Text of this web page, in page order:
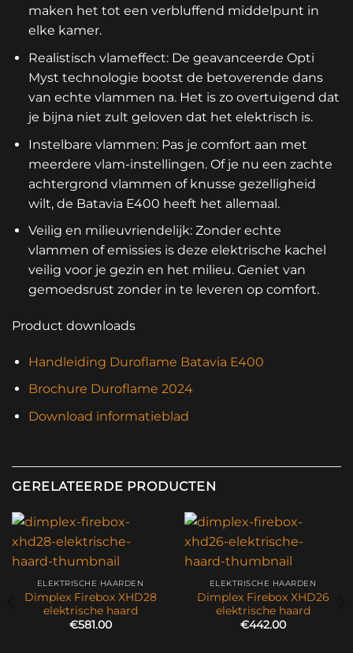
maken het tot een verbluffend middelpunt in
elke kamer.
Realistisch vlameffect: De geavanceerde Opti
Myst technologie bootst de betoverende dans
van echte vlammen na. Het is zo overtuigend dat
je bijna niet zult geloven dat het elektrisch is.
Instelbare vlammen: Pas je comfort aan met
meerdere vlam-instellingen. Of je nu een zachte
achtergrond vlammen of knusse gezelligheid
wilt, de Batavia E400 heeft het allemaal.
Veilig en milieuvriendelijk: Zonder echte
vlammen of emissies is deze elektrische kachel
veilig voor je gezin en het milieu. Geniet van
gemoedsrust zonder in te leveren op comfort.
Product downloads
Handleiding Duroflame Batavia E400
Brochure Duroflame 2024
Download informatieblad
GERELATEERDE PRODUCTEN
ELEKTRISCHE HAARDEN
Dimplex Firebox XHD28
elektrische haard
€581.00
ELEKTRISCHE HAARDEN
Dimplex Firebox XHD26
elektrische haard
€442.00